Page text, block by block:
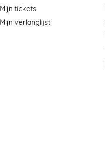
Mijn tickets
Mijn verlanglijst